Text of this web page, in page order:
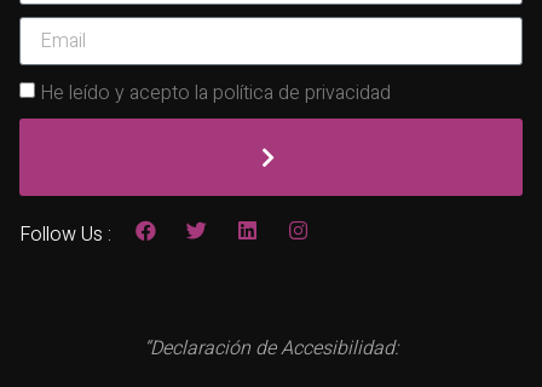
He leído y acepto la política de privacidad
Follow Us :
“Declaración de Accesibilidad: